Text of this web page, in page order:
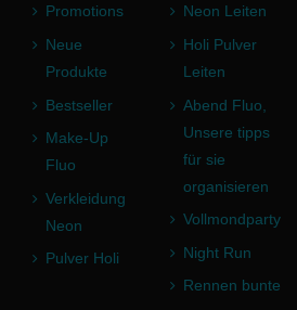
Promotions
Neue
Produkte
Bestseller
Make-Up
Fluo
Verkleidung
Neon
Pulver Holi
Neon Leiten
Holi Pulver
Leiten
Abend Fluo,
Unsere tipps
für sie
organisieren
Vollmondparty
Night Run
Rennen bunte